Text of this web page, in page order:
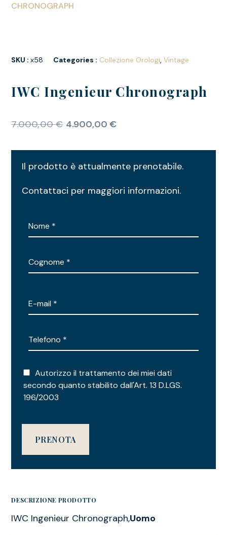
CHRONOGRAPH
SKU :x58 Categories : Collezione Orologi,Vintage
IWC Ingenieur Chronograph
7.000,00€ 4.900,00€
Il prodotto è attualmente prenotabile.
Contattaci per maggiori informazioni.
Autorizzo il trattamento dei miei dati
secondo quanto stabilito dall'Art. 13 D.LGS.
196/2003
DESCRIZIONE PRODOTTO
IWC Ingenieur Chronograph,Uomo